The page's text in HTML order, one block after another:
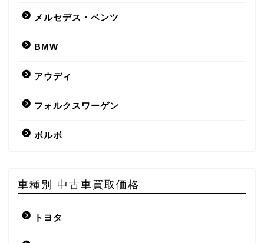
メルセデス・ベンツ
BMW
アウディ
フォルクスワーゲン
ボルボ
車種別 中古車買取価格
トヨタ